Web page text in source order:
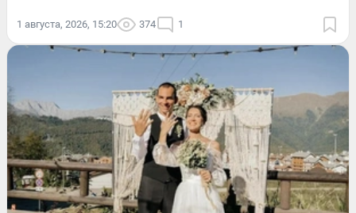
1 августа, 2026, 15:20 374 1